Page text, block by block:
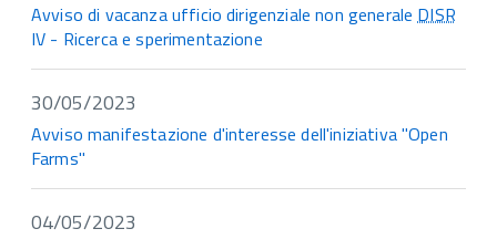
Avviso di vacanza ufficio dirigenziale non generaleDISR
IV - Ricerca e sperimentazione
30/05/2023
Avviso manifestazione d'interesse dell'iniziativa "Open
Farms"
04/05/2023